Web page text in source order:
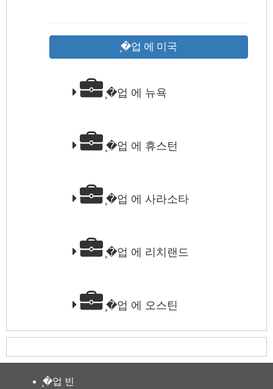
̧�업 에 미국
̧�업 에 뉴욕
̧�업 에 휴스턴
̧�업 에 사라소타
̧�업 에 리치랜드
̧�업 에 오스틴
̧�업 빈